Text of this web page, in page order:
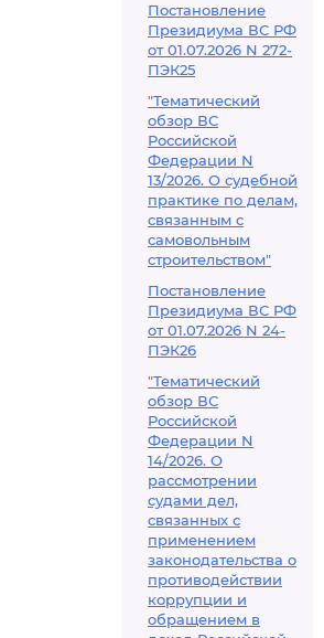
Постановление
Президиума ВС РФ
от 01.07.2026 N 272-
ПЭК25
"Тематический
обзор ВС
Российской
Федерации N
13/2026. О судебной
практике по делам,
связанным с
самовольным
строительством"
Постановление
Президиума ВС РФ
от 01.07.2026 N 24-
ПЭК26
"Тематический
обзор ВС
Российской
Федерации N
14/2026. О
рассмотрении
судами дел,
связанных с
применением
законодательства о
противодействии
коррупции и
обращением в